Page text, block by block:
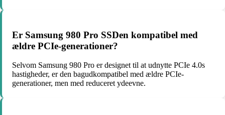
Er Samsung 980 Pro SSDen kompatibel med
ældre PCIe-generationer?
Selvom Samsung 980 Pro er designet til at udnytte PCIe 4.0s
hastigheder, er den bagudkompatibel med ældre PCIe-
generationer, men med reduceret ydeevne.